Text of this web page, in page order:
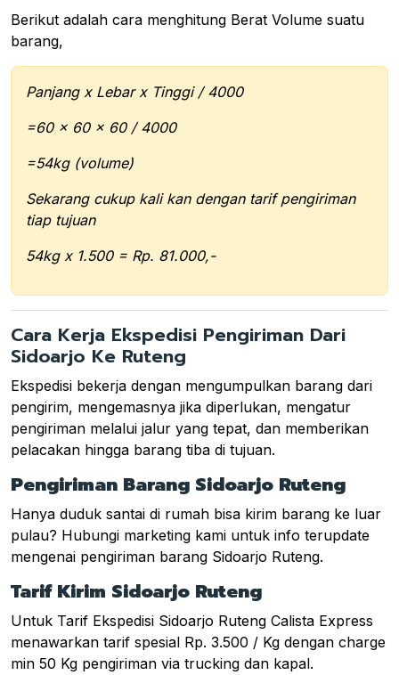
Berikut adalah cara menghitung Berat Volume suatu
barang,
Panjang x Lebar x Tinggi / 4000
=60 x 60 x 60 / 4000
=54kg (volume)
Sekarang cukup kali kan dengan tarif pengiriman
tiap tujuan
54kg x 1.500 = Rp. 81.000,-
Cara Kerja Ekspedisi Pengiriman Dari
Sidoarjo Ke Ruteng
Ekspedisi bekerja dengan mengumpulkan barang dari
pengirim, mengemasnya jika diperlukan, mengatur
pengiriman melalui jalur yang tepat, dan memberikan
pelacakan hingga barang tiba di tujuan.
Pengiriman Barang Sidoarjo Ruteng
Hanya duduk santai di rumah bisa kirim barang ke luar
pulau? Hubungi marketing kami untuk info terupdate
mengenai pengiriman barang Sidoarjo Ruteng.
Tarif Kirim Sidoarjo Ruteng
Untuk Tarif Ekspedisi Sidoarjo Ruteng Calista Express
menawarkan tarif spesial Rp. 3.500 / Kg dengan charge
min 50 Kg pengiriman via trucking dan kapal.